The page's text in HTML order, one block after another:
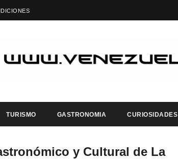
TURISMO GASTRONOMIA CURIOSIDADES
y Cultural de La